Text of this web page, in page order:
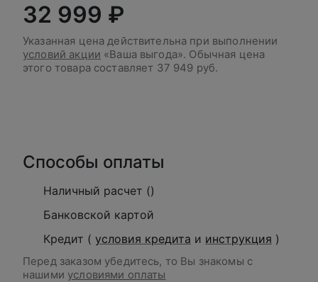
32 999 ₽
Указанная цена действительна при выполнении
условий акции «Ваша выгода». Обычная цена
этого товара составляет 37 949 руб.
Способы оплаты
Наличный расчет ()
Банковской картой
Кредит ( условия кредита и инструкция )
Перед заказом убедитесь, то Вы знакомы с
нашими условиями оплаты